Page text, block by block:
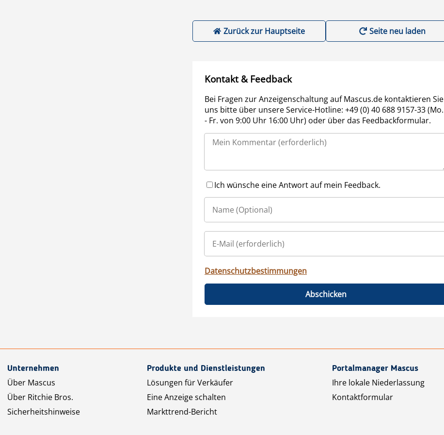
Zurück zur Hauptseite Seite neu laden
Kontakt & Feedback
Bei Fragen zur Anzeigenschaltung auf Mascus.de kontaktieren Sie
uns bitte über unsere Service-Hotline: +49 (0) 40 688 9157-33 (Mo.
- Fr. von 9:00 Uhr 16:00 Uhr) oder über das Feedbackformular.
Ich wünsche eine Antwort auf mein Feedback.
Datenschutzbestimmungen
Abschicken
Unternehmen
Über Mascus
Über Ritchie Bros.
Sicherheitshinweise
Produkte und Dienstleistungen
Lösungen für Verkäufer
Eine Anzeige schalten
Markttrend-Bericht
Portalmanager Mascus
Ihre lokale Niederlassung
Kontaktformular